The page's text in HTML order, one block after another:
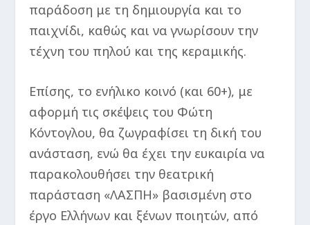
παράδοση με τη δημιουργία και το
παιχνίδι, καθώς και να γνωρίσουν την
τέχνη του πηλού και της κεραμικής.
Επίσης, το ενήλικο κοινό (και 60+), με
αφορμή τις σκέψεις του Φώτη
Κόντογλου, θα ζωγραφίσει τη δική του
ανάσταση, ενώ θα έχει την ευκαιρία να
παρακολουθήσει την θεατρική
παράσταση «ΛΑΣΠΗ» βασισμένη στο
έργο Ελλήνων και ξένων ποιητών, από